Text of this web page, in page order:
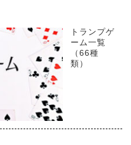
トランプゲ
ーム一覧
（66種
類）